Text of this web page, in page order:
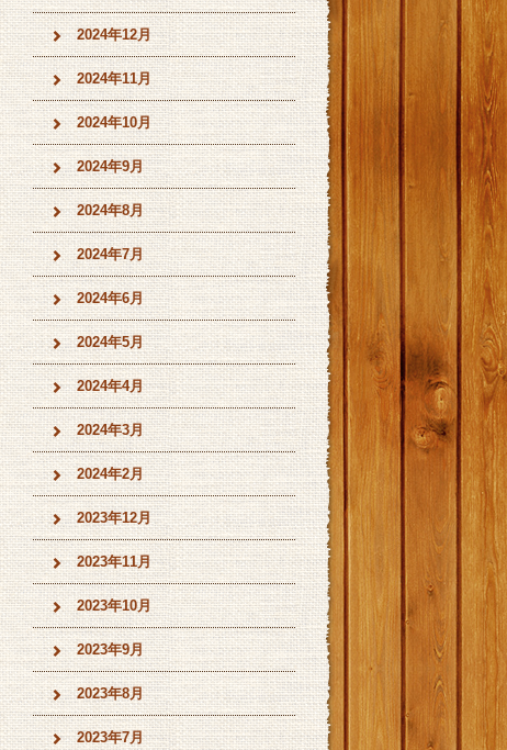
2024年12月
2024年11月
2024年10月
2024年9月
2024年8月
2024年7月
2024年6月
2024年5月
2024年4月
2024年3月
2024年2月
2023年12月
2023年11月
2023年10月
2023年9月
2023年8月
2023年7月